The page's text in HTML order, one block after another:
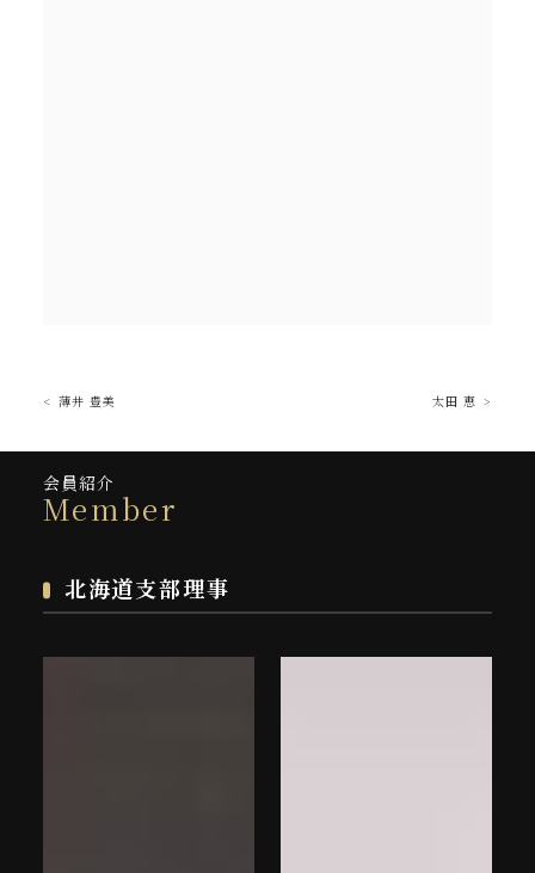
薄井 豊美 太田 恵
会員紹介
Member
北海道支部理事